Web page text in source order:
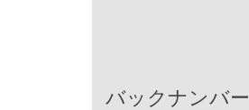
バックナンバー